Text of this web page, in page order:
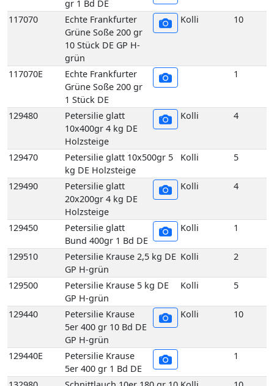
Petersilie glatt
20x200gr 4 kg DE
Holzsteige
Petersilie glatt
Bund 400gr 1 Bd DE
129510
Petersilie Krause 2,5 kg DE
GP H-grün
2
129500
Petersilie Krause 5 kg DE
GP H-grün
Kolli 5
Petersilie Krause
5er 400 gr 10 Bd DE
GP H-grün
129440E
Petersilie Krause
5er 400 gr 1 Bd DE
1
Schnittlauch 10er 180 gr 10
Bd DE GP M-grün
132980E
Schnittlauch 10er 180 gr 1
Bd DE
1
132990
Schnittlauch 5er 180 gr 10
Bd DE GP M-grün
Kolli 10
132990E
Schnittlauch 5er 180 gr 1
Bd DE
1
136540
Suppengrün 10 Bd DE GP
M-grün
Kolli 10
136560
Suppengrün 15 Bd DE GP
M-grün
Kolli 15
136560E Suppengrün 1 Bd DE
1